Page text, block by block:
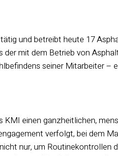
und betreibt heute 17
mit dem Betrieb von
seiner Mitarbeiter –
KMI einen ganzheitlichen,
verfolgt, bei dem
nur, um Routinekontrollen